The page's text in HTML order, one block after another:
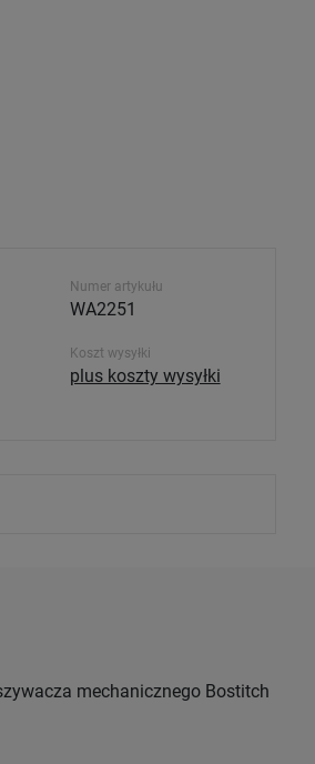
Numer artykułu
WA2251
Koszt wysyłki
plus koszty wysyłki
mechanicznego Bostitch